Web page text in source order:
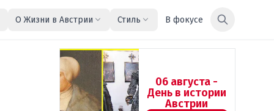
О Жизни в Австрии Стиль В фокусе
06 августа -
День в истории
Австрии